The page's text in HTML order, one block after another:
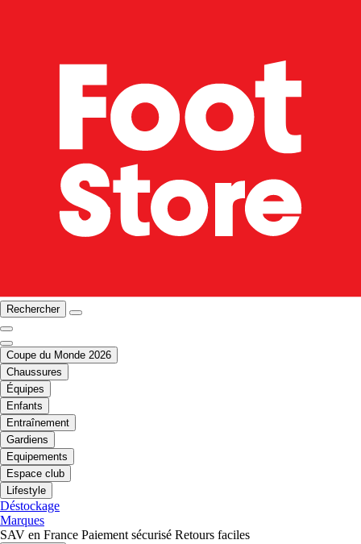
Rechercher
Coupe du Monde 2026
Chaussures
Équipes
Enfants
Entraînement
Gardiens
Equipements
Espace club
Lifestyle
Déstockage
Marques
SAV en France Paiement sécurisé Retours faciles